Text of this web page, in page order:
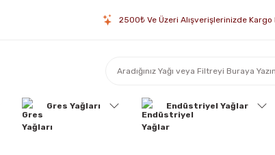
2500₺ Ve Üzeri Alışverişlerinizde Kargo
Gres Yağları Endüstriyel Yağlar